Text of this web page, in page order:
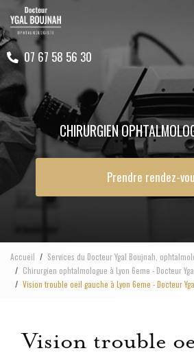
au
contenu
principal07 67 58 56 30
CHIRURGIEN
Prendre rendez-
Accueil
Services du Docteur Ygal Boujnah,
Chirurgien ophtalmologue à Lyon 6eme - Docteur
Vision trouble oeil gauche à Lyon 6eme - Docteur
Vision trouble